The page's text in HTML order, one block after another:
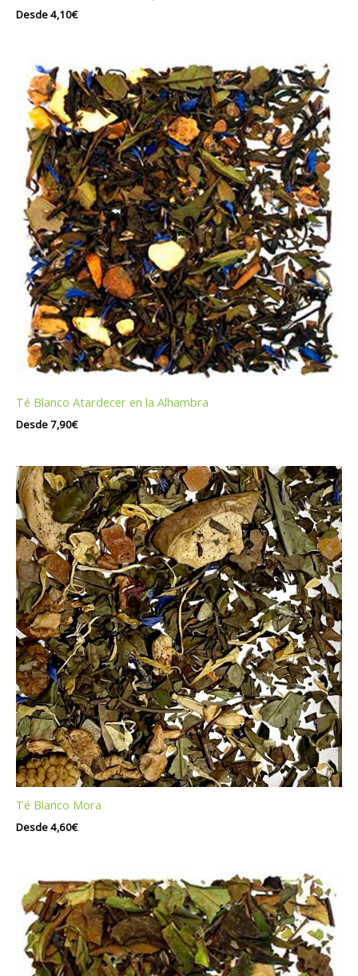
Desde4,10€
Té Blanco Atardecer en la Alhambra
Desde7,90€
Té Blanco Mora
Desde4,60€